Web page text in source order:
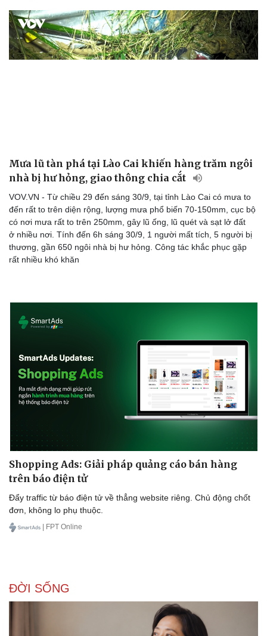
Sức khỏe
Dinh dưỡng - món ngon
Cây thuốc
Đời sống
Nhà đẹp
Blog
Mưa lũ tàn phá tại Lào Cai khiến hàng trăm ngôi
nhà bị hư hỏng, giao thông chia cắt
VOV.VN - Từ chiều 29 đến sáng 30/9, tại tỉnh Lào Cai có mưa to
đến rất to trên diện rộng, lượng mưa phổ biến 70-150mm, cục bộ
có nơi mưa rất to trên 250mm, gây lũ ống, lũ quét và sạt lở đất
ở nhiều nơi. Tính đến 6h sáng 30/9, 1 người mất tích, 5 người bị
thương, gần 650 ngôi nhà bị hư hỏng. Công tác khắc phục gặp
rất nhiều khó khăn
Shopping Ads: Giải pháp quảng cáo bán hàng
trên báo điện tử
Đẩy traffic từ báo điện tử về thẳng website riêng. Chủ động chốt
đơn, không lo phụ thuộc.
| FPT Online
ĐỜI SỐNG